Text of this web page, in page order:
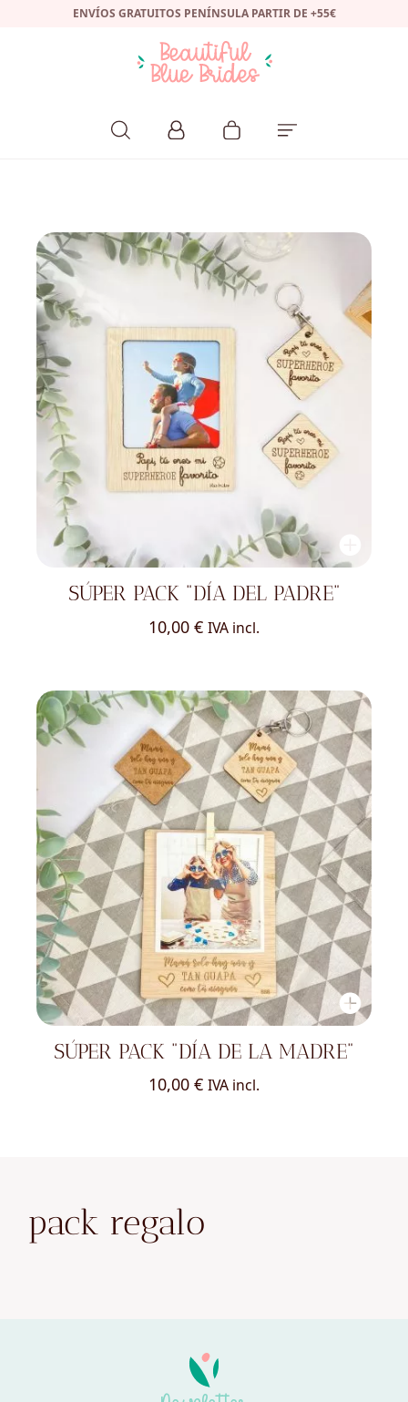
ENVÍOS GRATUITOS PENÍNSULA PARTIR DE +55€
SÚPER PACK "DÍA DEL PADRE"
10,00 € IVA incl.
SÚPER PACK "DÍA DE LA MADRE"
10,00 € IVA incl.
pack regalo